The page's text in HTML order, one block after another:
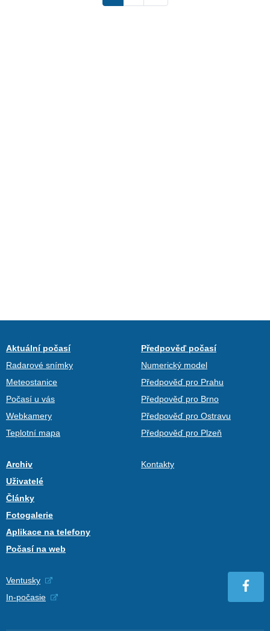
Aktuální počasí
Radarové snímky
Meteostanice
Počasí u vás
Webkamery
Teplotní mapa
Předpověď počasí
Numerický model
Předpověď pro Prahu
Předpověď pro Brno
Předpověď pro Ostravu
Předpověď pro Plzeň
Archiv
Uživatelé
Články
Fotogalerie
Aplikace na telefony
Počasí na web
Kontakty
Ventusky
In-počasie